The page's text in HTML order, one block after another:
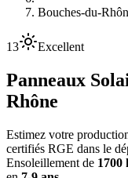
Bouches-du-
13 Excellent
Panneaux
Rhône
Estimez votre
certifiés RGE dans le
Ensoleillement de 1700